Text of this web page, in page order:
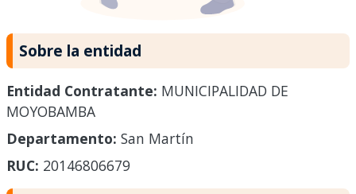
Sobre la entidad
Entidad Contratante: MUNICIPALIDAD DE
MOYOBAMBA
Departamento: San Martín
RUC: 20146806679